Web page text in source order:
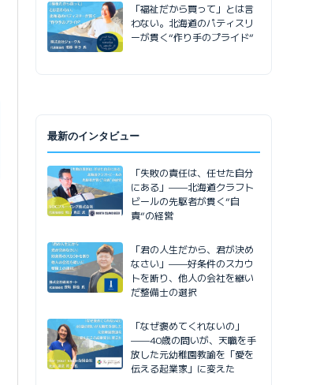
「福祉だから買って」とは言
わない。北海道のパティスリ
ーが貫く“作り手のプライド”
最新のインタビュー
「失敗の責任は、任せた自分
にある」——北海道クラフト
ビールの先駆者が貫く”自
責”の経営
「君の人生だから、君が決め
なさい」——好条件のスカウ
トを断り、他人の会社を継い
だ整備士の選択
「なぜ褒めてくれないの」
——40歳の問いが、天職を手
放した元幼稚園教諭を「愛を
伝える起業家」に変えた